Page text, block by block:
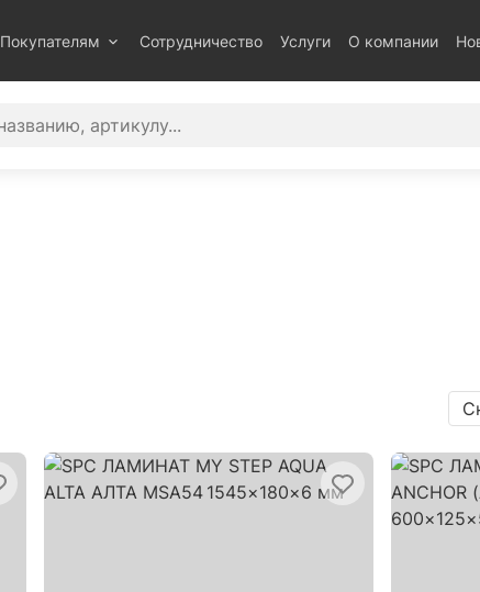
Покупателям Сотрудничество Услуги О компании